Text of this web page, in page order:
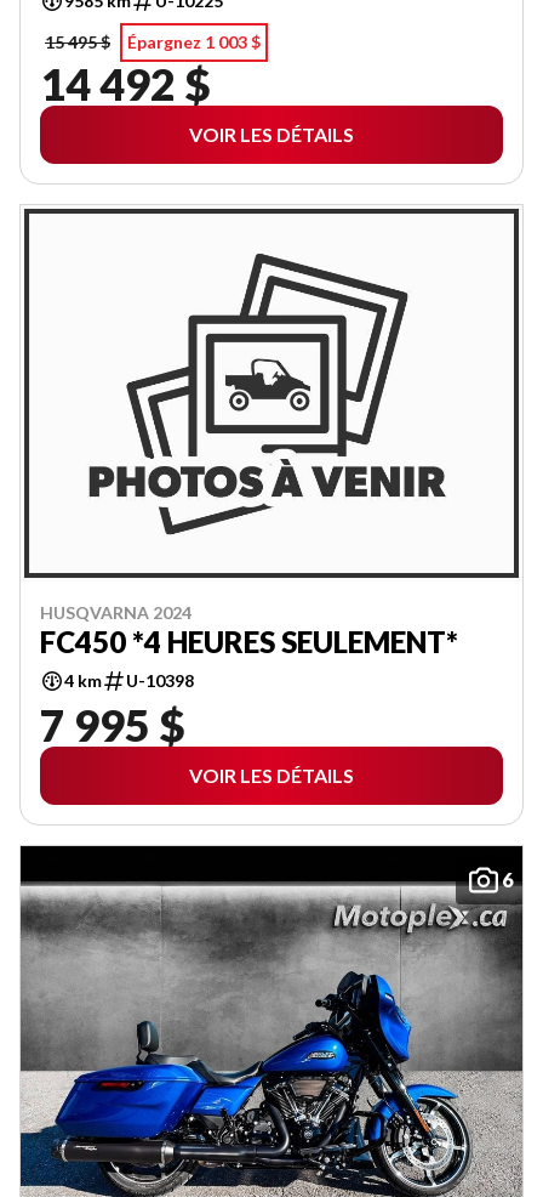
15 495 $
Épargnez 1 003 $
14 492 $
VOIR LES DÉTAILS
HUSQVARNA 2024
FC450 *4 HEURES SEULEMENT*
4 km U-10398
7 995 $
VOIR LES DÉTAILS
6